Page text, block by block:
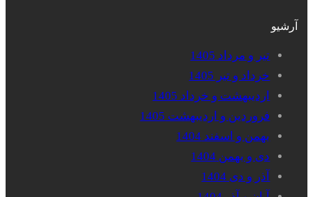
آرشیو
تیر و مرداد 1405
خرداد و تیر 1405
اردیبهشت و خرداد 1405
فروردین و اردیبهشت 1405
بهمن و اسفند 1404
دی و بهمن 1404
آذر و دی 1404